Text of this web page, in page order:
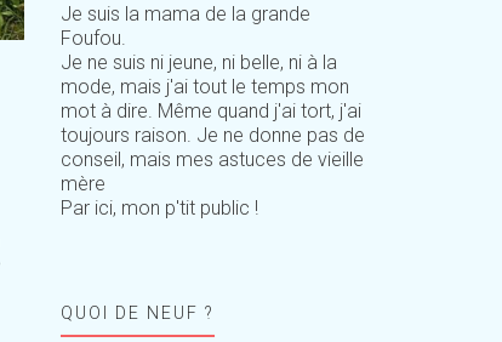
Je suis la mama de la grande
Foufou.
Je ne suis ni jeune, ni belle, ni à la
mode, mais j'ai tout le temps mon
mot à dire. Même quand j'ai tort, j'ai
toujours raison. Je ne donne pas de
conseil, mais mes astuces de vieille
mère
Par ici, mon p'tit public !
QUOI DE NEUF ?